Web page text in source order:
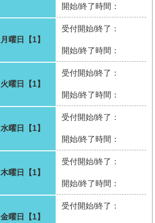
開始/終了時間：
月曜日【1】
受付開始/終了：
開始/終了時間：
火曜日【1】
受付開始/終了：
開始/終了時間：
水曜日【1】
受付開始/終了：
開始/終了時間：
木曜日【1】
受付開始/終了：
開始/終了時間：
金曜日【1】
受付開始/終了：